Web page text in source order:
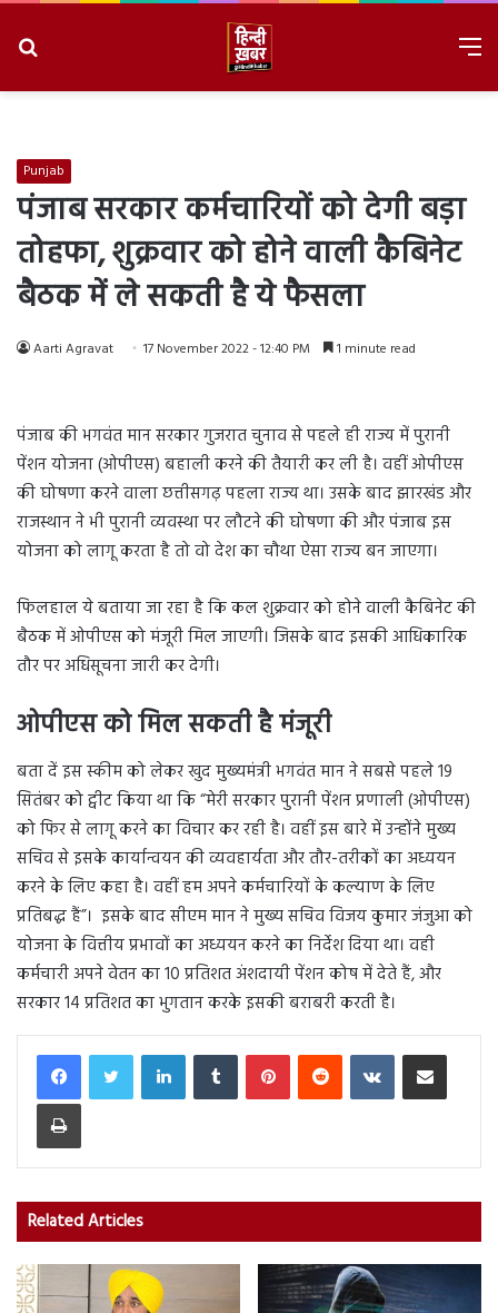
Punjab
पंजाब सरकार कर्मचारियों को देगी बड़ा
तोहफा, शुक्रवार को होने वाली कैबिनेट
बैठक में ले सकती है ये फैसला
Aarti Agravat 17 November 2022 - 12:40 PM 1 minute read
पंजाब की भगवंत मान सरकार गुजरात चुनाव से पहले ही राज्य में पुरानी
पेंशन योजना (ओपीएस) बहाली करने की तैयारी कर ली है। वहीं ओपीएस
की घोषणा करने वाला छत्तीसगढ़ पहला राज्य था। उसके बाद झारखंड और
राजस्थान ने भी पुरानी व्यवस्था पर लौटने की घोषणा की और पंजाब इस
योजना को लागू करता है तो वो देश का चौथा ऐसा राज्य बन जाएगा।
फिलहाल ये बताया जा रहा है कि कल शुक्रवार को होने वाली कैबिनेट की
बैठक में ओपीएस को मंजूरी मिल जाएगी। जिसके बाद इसकी आधिकारिक
तौर पर अधिसूचना जारी कर देगी।
ओपीएस को मिल सकती है मंजूरी
बता दें इस स्कीम को लेकर खुद मुख्यमंत्री भगवंत मान ने सबसे पहले 19
सितंबर को ट्वीट किया था कि “मेरी सरकार पुरानी पेंशन प्रणाली (ओपीएस)
को फिर से लागू करने का विचार कर रही है। वहीं इस बारे में उन्होंने मुख्य
सचिव से इसके कार्यान्वयन की व्यवहार्यता और तौर-तरीकों का अध्ययन
करने के लिए कहा है। वहीं हम अपने कर्मचारियों के कल्याण के लिए
प्रतिबद्ध हैं”। इसके बाद सीएम मान ने मुख्य सचिव विजय कुमार जंजुआ को
योजना के वित्तीय प्रभावों का अध्ययन करने का निर्देश दिया था। वही
कर्मचारी अपने वेतन का 10 प्रतिशत अंशदायी पेंशन कोष में देते हैं, और
सरकार 14 प्रतिशत का भुगतान करके इसकी बराबरी करती है।
LinkedInTumblr PinterestReddit VKontakteShare via Email
Print
Related Articles